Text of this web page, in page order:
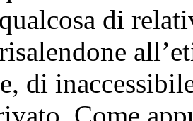
qualcosa di
di
Come